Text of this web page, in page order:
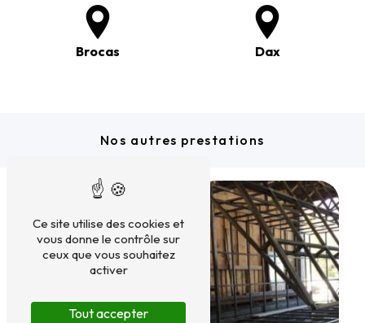
Brocas Dax
Nos autres prestations
Ce site utilise des cookies et
vous donne le contrôle sur
ceux que vous souhaitez
activer
Tout accepter